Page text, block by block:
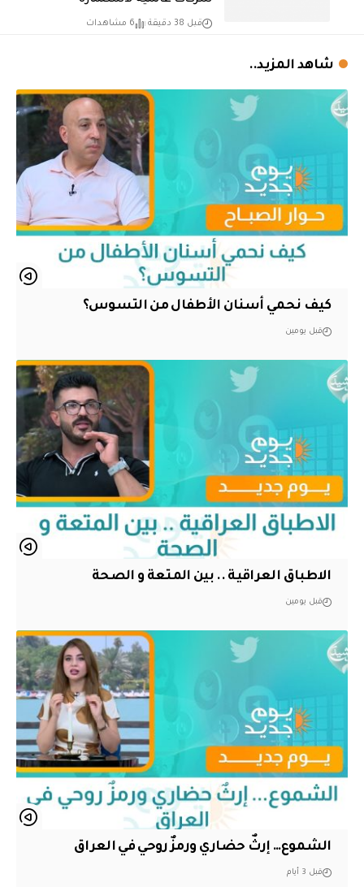
قبل 38 دقيقة 6 مشاهدات
شاهد المزيد..
كيف نحمي أسنان الأطفال من التسوس؟
قبل يومين
الاطباق العراقية .. بين المتعة و الصحة
قبل يومين
الشموع… إرثٌ حضاري ورمزٌ روحي في العراق
قبل 3 أيام